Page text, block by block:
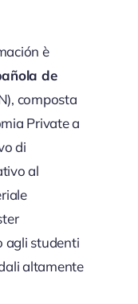
è
de
composta
Private a
di
al
agli studenti
altamente